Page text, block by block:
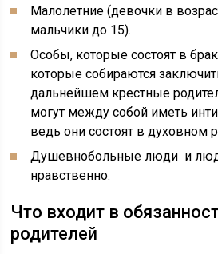
Малолетние (девочки в
мальчики до 15).
Особы, которые состоят в
которые собираются
дальнейшем крестные
могут между собой иметь
ведь они состоят в духовном
Душевнобольные люди и
нравственно.
Что входит в
родителей